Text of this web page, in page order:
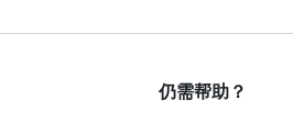
仍需帮助？